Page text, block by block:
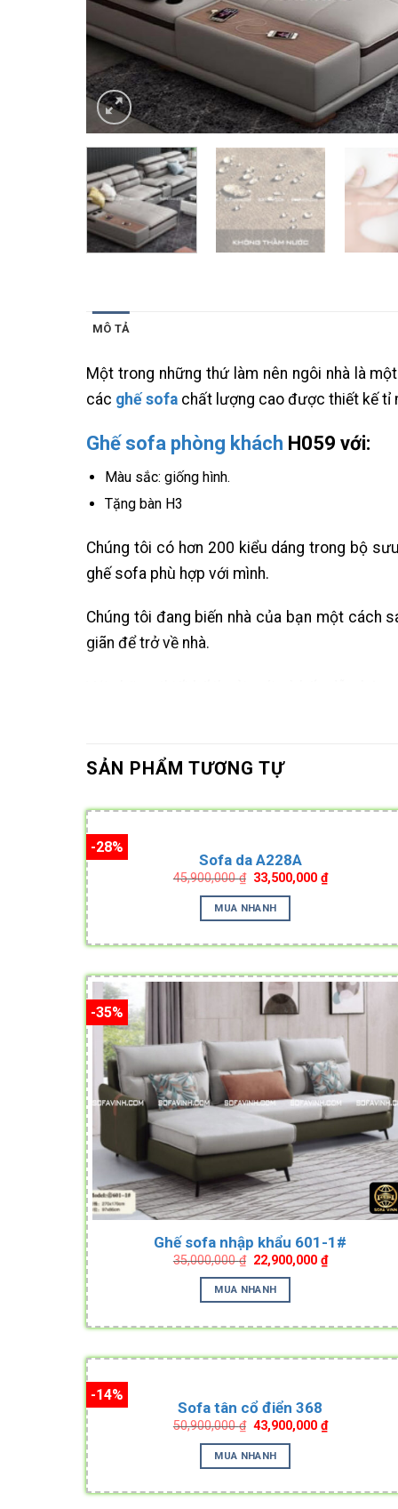
MÔ TẢ
Một trong những thứ làm nên ngôi nhà là
các ghế sofa chất lượng cao được thiết kế tỉ
Ghế sofa phòng khách H059 với:
Màu sắc: giống hình.
Tặng bàn H3
Chúng tôi có hơn 200 kiểu dáng trong bộ
ghế sofa phù hợp với mình.
Chúng tôi đang biến nhà của bạn một cách
giãn để trở về nhà.
SẢN PHẨM TƯƠNG TỰ
-28%
Sofa da A228A
45,900,000₫ Original
price
was:
45,900,000 ₫.
33,500,000₫Current
price
MUA NHANH
-35%
Ghế sofa nhập khẩu 601-1#
35,000,000₫ Original
price
was:
35,000,000 ₫.
22,900,000₫Current
price
MUA NHANH
-14%
Sofa tân cổ điển 368
50,900,000₫ Original
price
was:
50,900,000 ₫.
43,900,000₫Current
price
MUA NHANH